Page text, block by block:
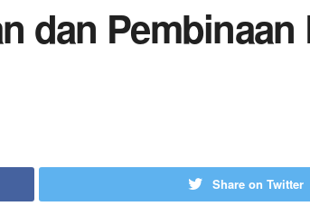
dan
Share on Twitter